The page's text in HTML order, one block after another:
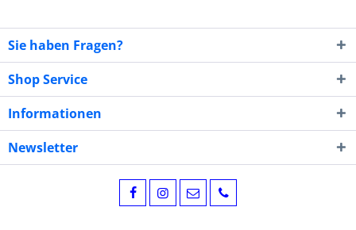
Sie haben Fragen?
Shop Service
Informationen
Newsletter